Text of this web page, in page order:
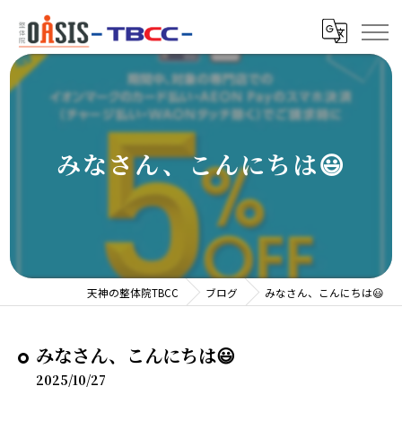
みなさん、こんにちは😃
天神の整体院TBCC ブログ みなさん、こんにちは😃
みなさん、こんにちは😃
2025/10/27